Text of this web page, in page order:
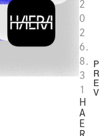
2
0
2
6.
8.
3
1
H
A
E
R
P
R
E
V